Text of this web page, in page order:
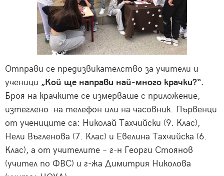
Отправи се предизвикателство за учители и
ученици „Кой ще направи най-много крачки?“.
Броя на крачките се измерваше с приложение,
изтеглено на телефон или на часовник. Първенци
от учениците са: Николай Тахчийски (9. Клас),
Нели Въгленова (7. Клас) и Евелина Тахчийска (6.
Клас), а от учителите – г-н Георги Стоянов
(учител по ФВС) и г-жа Димитрия Николова